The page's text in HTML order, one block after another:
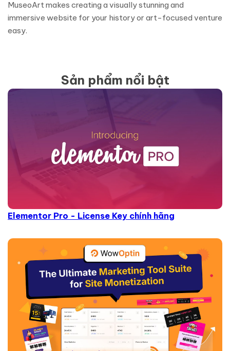
MuseoArt makes creating a visually stunning and
immersive website for your history or art-focused venture
easy.
Sản phẩm nổi bật
Elementor Pro - License Key chính hãng